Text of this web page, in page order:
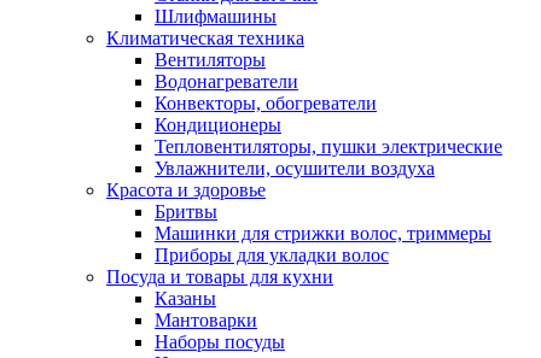
Шлифмашины
Климатическая техника
Вентиляторы
Водонагреватели
Конвекторы, обогреватели
Кондиционеры
Тепловентиляторы, пушки электрические
Увлажнители, осушители воздуха
Красота и здоровье
Бритвы
Машинки для стрижки волос, триммеры
Приборы для укладки волос
Посуда и товары для кухни
Казаны
Мантоварки
Наборы посуды